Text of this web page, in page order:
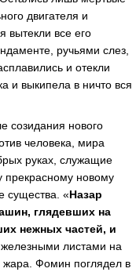
двигателя и
вытекли все его
ручьями слез,
и отекли
и выкипела в ничто вся
нового
человека, мира
руках, служащие
прекрасному новому
существа. «Назар
глядевших на
нежных частей, и
листами на
жара. Фомин поглядел в